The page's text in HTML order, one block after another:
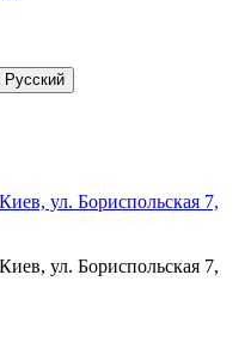
Русский
ул. Бориспольская 7,
ул. Бориспольская 7,